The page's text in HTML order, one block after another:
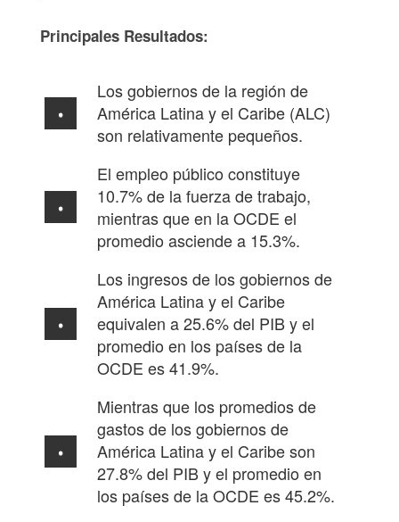
Principales Resultados:
Los gobiernos de la región de
América Latina y el Caribe (ALC)
son relativamente pequeños.
El empleo público constituye
10.7% de la fuerza de trabajo,
mientras que en la OCDE el
promedio asciende a 15.3%.
Los ingresos de los gobiernos de
América Latina y el Caribe
equivalen a 25.6% del PIB y el
promedio en los países de la
OCDE es 41.9%.
Mientras que los promedios de
gastos de los gobiernos de
América Latina y el Caribe son
27.8% del PIB y el promedio en
los países de la OCDE es 45.2%.